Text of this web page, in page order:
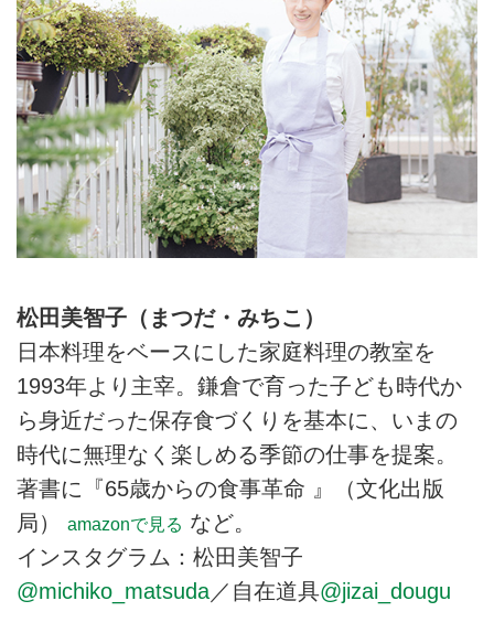
松田美智子（まつだ・みちこ）
日本料理をベースにした家庭料理の教室を
1993年より主宰。鎌倉で育った子ども時代か
ら身近だった保存食づくりを基本に、いまの
時代に無理なく楽しめる季節の仕事を提案。
著書に『65歳からの食事革命 』（文化出版
局）
amazonで見る など。
インスタグラム：松田美智子
@michiko_matsuda／自在道具@jizai_dougu